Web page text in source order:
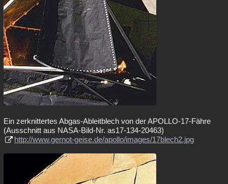
Ein zerknittertes Abgas-Ableitblech von der APOLLO-17-Fähre
(Ausschnitt aus NASA-Bild-Nr. as17-134-20463)
http://www.gernot-geise.de/apollo/images/17blech2.jpg